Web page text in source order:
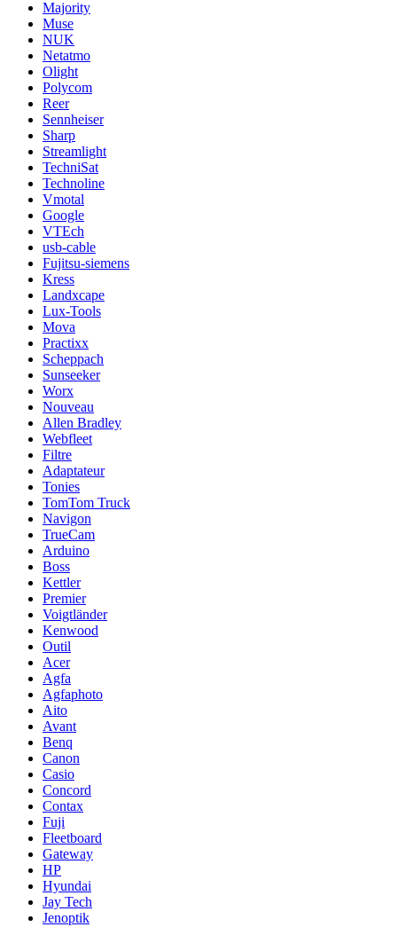
Majority
Muse
NUK
Netatmo
Olight
Polycom
Reer
Sennheiser
Sharp
Streamlight
TechniSat
Technoline
Vmotal
Google
VTEch
usb-cable
Fujitsu-siemens
Kress
Landxcape
Lux-Tools
Mova
Practixx
Scheppach
Sunseeker
Worx
Nouveau
Allen Bradley
Webfleet
Filtre
Adaptateur
Tonies
TomTom Truck
Navigon
TrueCam
Arduino
Boss
Kettler
Premier
Voigtländer
Kenwood
Outil
Acer
Agfa
Agfaphoto
Aito
Avant
Benq
Canon
Casio
Concord
Contax
Fuji
Fleetboard
Gateway
HP
Hyundai
Jay Tech
Jenoptik